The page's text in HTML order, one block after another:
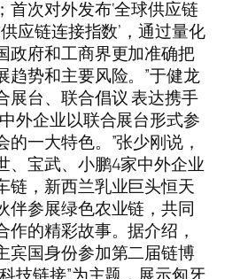
首次对外发布‘全球供应链
应链连接指数’，通过量化
政府和工商界更加准确把
趋势和主要风险。”于健龙
展台、联合倡议 表达携手
外企业以联合展台形式参
的一大特色。”张少刚说，
、宝武、小鹏4家中外企业
链，新西兰乳业巨头恒天
伴参展绿色农业链，共同
作的精彩故事。据介绍，
宾国身份参加第二届链博